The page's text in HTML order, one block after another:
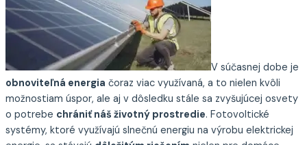
V súčasnej dobe je
obnoviteľná energia čoraz viac využívaná, a to nielen kvôli
možnostiam úspor, ale aj v dôsledku stále sa zvyšujúcej osvety
o potrebe chrániť náš životný prostredie. Fotovoltické
systémy, ktoré využívajú slnečnú energiu na výrobu elektrickej